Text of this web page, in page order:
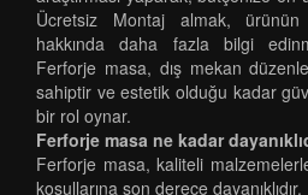
Ücretsiz Montaj almak, ürünün
hakkında daha fazla bilgi
Ferforje masa, dış mekan
sahiptir ve estetik olduğu kadar
bir rol oynar.
Ferforje masa ne kadar
Ferforje masa, kaliteli
koşullarına son derece dayanıklıdır.